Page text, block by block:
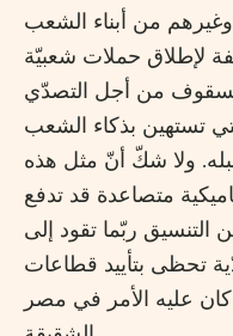
من أبناء الشعب
لإطلاق حملات شعبيّة
من أجل التصدّي
تستهين بذكاء الشعب
ولا شكّ أنّ مثل هذه
متصاعدة قد تدفع
ربّما تقود إلى
تحظى بتأييد قطاعات
عليه الأمر في مصر